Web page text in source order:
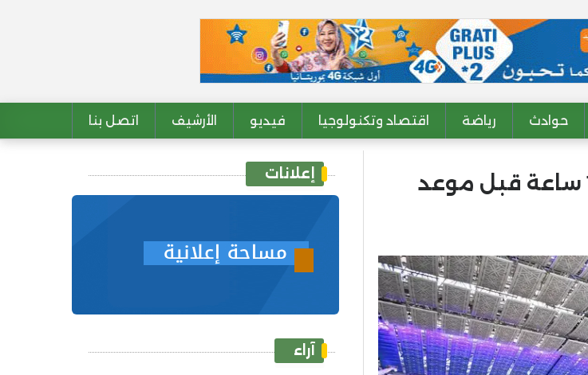
حوادث رياضة اقتصاد وتكنولوجيا فيديو الأرشيف اتصل بنا
قرار بنقل حجاج موريتانيا إلى مطار جدة 12 ساعة قبل موعد
إعلانات
آراء